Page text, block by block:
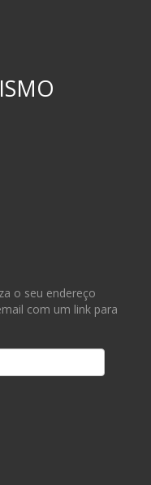
o seu endereço
com um link para